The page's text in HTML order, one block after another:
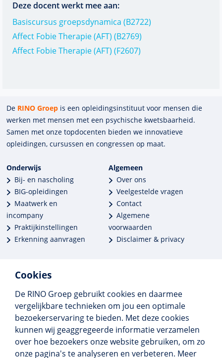
Cookies
De RINO Groep gebruikt cookies en daarmee
vergelijkbare technieken om jou een optimale
bezoekerservaring te bieden. Met deze cookies
kunnen wij geaggregeerde informatie verzamelen
over hoe bezoekers onze website gebruiken, om zo
onze pagina's te analyseren en verbeteren. Meer
Deze docent werkt mee aan:
Basiscursus groepsdynamica (B2722)
Affect Fobie Therapie (AFT) (B2769)
Affect Fobie Therapie (AFT) (F2607)
De RINO Groep is een opleidings­insti­tuut voor mensen die
werken met mensen met een psychische kwets­baar­heid.
Samen met onze top­docenten bieden we innova­tieve
opleidingen, cursussen en congres­sen op maat.
Onderwijs
Bij- en nascholing
BIG-opleidingen
Maatwerk en
incompany
Praktijkinstellingen
Erkenning aanvragen
Algemeen
Over ons
Veelgestelde vragen
Contact
Algemene
voorwaarden
Disclaimer & privacy
Meer dan 250 opleidingen
Alle BIG-opleidingen in huis
Cedeo-erkend en CRKBO-geregistreerd
Gemiddelde beoordeling 8,4